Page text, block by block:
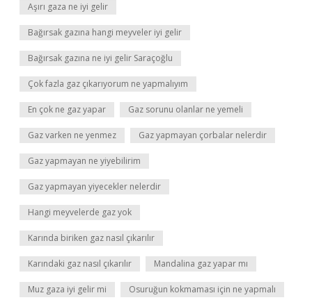
Aşırı gaza ne iyi gelir
Bağırsak gazına hangi meyveler iyi gelir
Bağırsak gazına ne iyi gelir Saraçoğlu
Çok fazla gaz çıkarıyorum ne yapmalıyım
En çok ne gaz yapar Gaz sorunu olanlar ne yemeli
Gaz varken ne yenmez Gaz yapmayan çorbalar nelerdir
Gaz yapmayan ne yiyebilirim
Gaz yapmayan yiyecekler nelerdir
Hangi meyvelerde gaz yok
Karında biriken gaz nasıl çıkarılır
Karındaki gaz nasıl çıkarılır Mandalina gaz yapar mı
Muz gaza iyi gelir mi Osuruğun kokmaması için ne yapmalı